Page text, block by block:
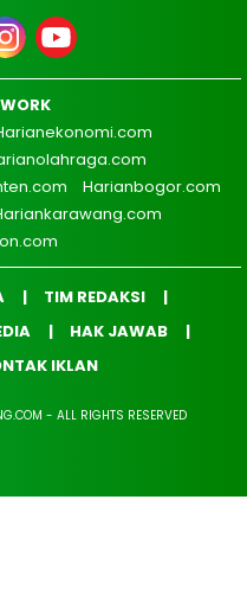
Harianbogor.com
TIM REDAKSI
HAK JAWAB
IKLAN
- ALL RIGHTS RESERVED